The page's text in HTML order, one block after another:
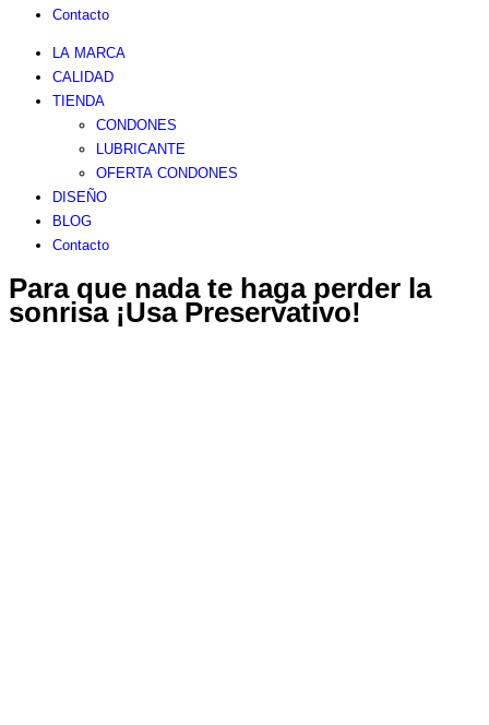
Contacto
LA MARCA
CALIDAD
TIENDA
CONDONES
LUBRICANTE
OFERTA CONDONES
DISEÑO
BLOG
Contacto
Para que nada te haga perder la
sonrisa ¡Usa Preservativo!